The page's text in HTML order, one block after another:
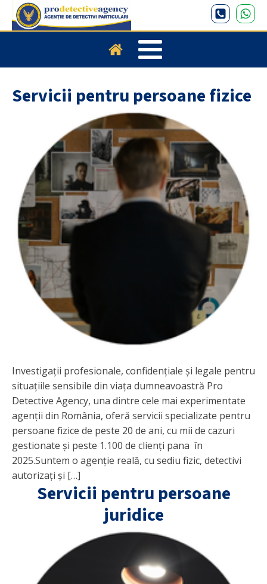
Servicii pentru persoane fizice
Investigații profesionale, confidențiale și legale pentru
situațiile sensibile din viața dumneavoastră Pro
Detective Agency, una dintre cele mai experimentate
agenții din România, oferă servicii specializate pentru
persoane fizice de peste 20 de ani, cu mii de cazuri
gestionate și peste 1.100 de clienți pana în
2025.Suntem o agenție reală, cu sediu fizic, detectivi
autorizați și […]
Servicii pentru persoane
juridice